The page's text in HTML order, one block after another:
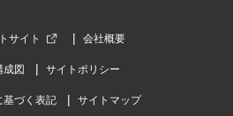
サイト 会社概要
成図 サイトポリシー
基づく表記 サイトマップ